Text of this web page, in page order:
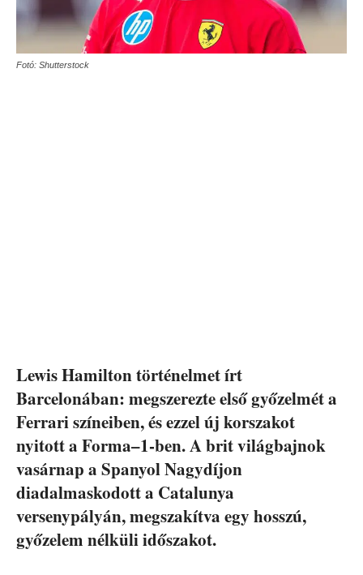
Fotó: Shutterstock
Lewis Hamilton történelmet írt
Barcelonában: megszerezte első győzelmét a
Ferrari színeiben, és ezzel új korszakot
nyitott a Forma–1-ben. A brit világbajnok
vasárnap a Spanyol Nagydíjon
diadalmaskodott a Catalunya
versenypályán, megszakítva egy hosszú,
győzelem nélküli időszakot.